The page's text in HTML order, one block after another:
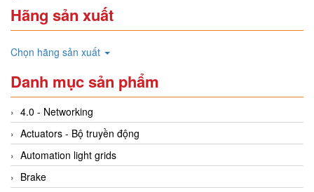
Hãng sản xuất
Chọn hãng sản xuất
Danh mục sản phẩm
4.0 - Networking
Actuators - Bộ truyền động
Automation light grids
Brake